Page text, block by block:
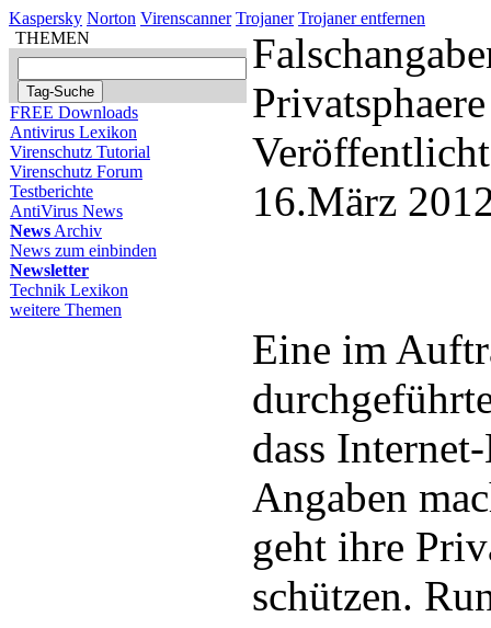
Kaspersky Norton Virenscanner Trojaner Trojaner entfernen
THEMEN
FREE Downloads
Antivirus Lexikon
Virenschutz Tutorial
Virenschutz Forum
Testberichte
AntiVirus News
News Archiv
News zum einbinden
Newsletter
Technik Lexikon
weitere Themen
16.März
Eine im
dass
Angaben
geht ihre
schützen.